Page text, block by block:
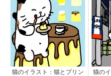
猫のイラスト：猫とプリン 猫の